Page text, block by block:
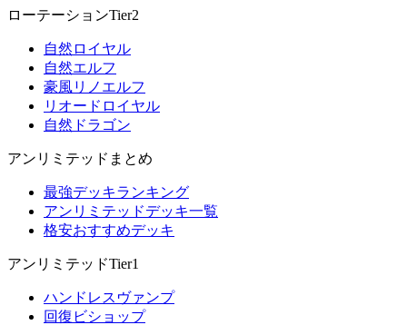
ローテーションTier2
自然ロイヤル
自然エルフ
豪風リノエルフ
リオードロイヤル
自然ドラゴン
アンリミテッドまとめ
最強デッキランキング
アンリミテッドデッキ一覧
格安おすすめデッキ
アンリミテッドTier1
ハンドレスヴァンプ
回復ビショップ